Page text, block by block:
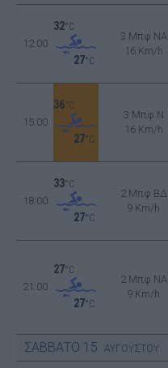
12:00
32°C
27°C
3 Μπφ NA
16 Km/h
15:00
36°C
27°C
3 Μπφ N
16 Km/h
18:00
33°C
27°C
2 Μπφ ΒΔ
9 Km/h
21:00
27°C
27°C
2 Μπφ NA
9 Km/h
ΣΑΒΒΑΤΟ 15 ΑΥΓΟΥΣΤΟΥ